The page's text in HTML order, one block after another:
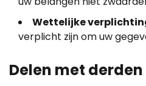
Wettelijke
verplicht zijn om uw
Delen met derden